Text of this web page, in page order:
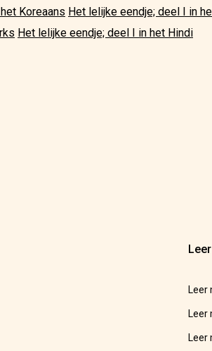
Koreaans Het lelijke eendje; deel I in
Het lelijke eendje; deel I in het Hindi
Leer
Leer
Leer